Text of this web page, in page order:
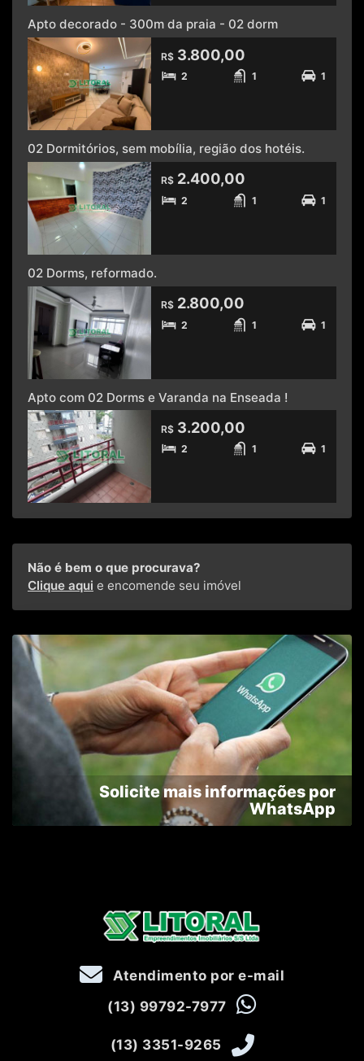
Apto decorado - 300m da praia - 02 dorm
R$ 3.800,00
2 1 1
02 Dormitórios, sem mobília, região dos hotéis.
R$ 2.400,00
2 1 1
02 Dorms, reformado.
R$ 2.800,00
2 1 1
Apto com 02 Dorms e Varanda na Enseada !
R$ 3.200,00
2 1 1
Não é bem o que procurava?
Clique aqui e encomende seu imóvel
Solicite mais informações por
WhatsApp
Atendimento por e-mail
(13) 99792-7977
(13) 3351-9265